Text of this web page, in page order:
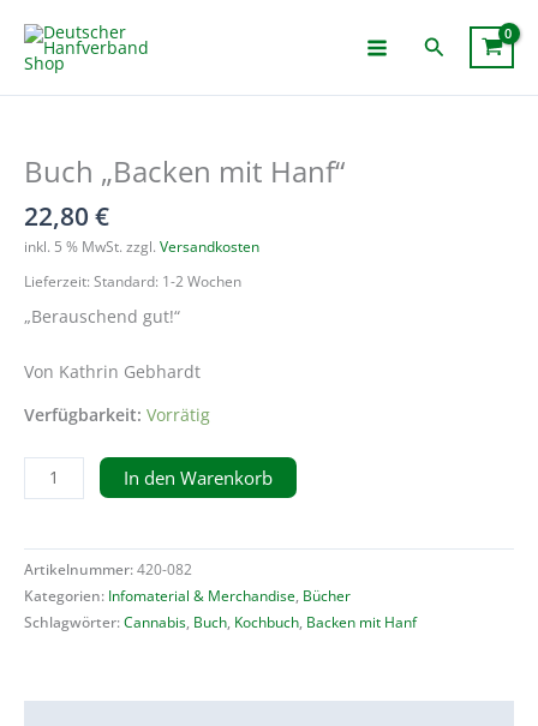
Inhalt
springen
Suchen
Buch „Backen mit Hanf“
22,80 €
inkl. 5 % MwSt. zzgl. Versandkosten
Lieferzeit: Standard: 1-2 Wochen
„Berauschend gut!“
Von Kathrin Gebhardt
Verfügbarkeit: Vorrätig
Buch
"Backen
Hanf"
Menge
In den Warenkorb
Artikelnummer:420-082
Kategorien: Infomaterial & Merchandise, Bücher
Schlagwörter:Cannabis, Buch, Kochbuch, Backen mit Hanf